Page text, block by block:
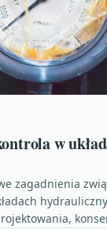
w
zagadnienia